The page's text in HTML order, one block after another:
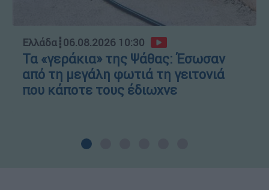
Ελλάδα┋06.08.2026 10:30
Τα «γεράκια» της Ψάθας: Έσωσαν
από τη μεγάλη φωτιά τη γειτονιά
που κάποτε τους έδιωχνε